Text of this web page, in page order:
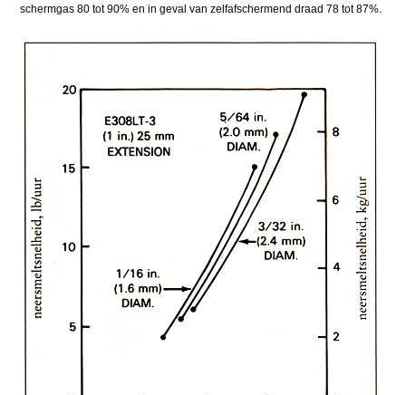
schermgas 80 tot 90% en in geval van zelfafschermend draad 78 tot 87%.